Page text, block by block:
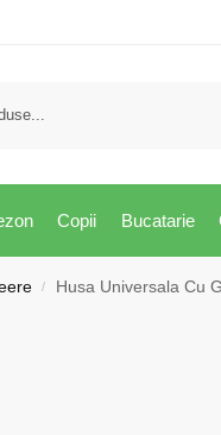
Copii Bucatarie
/ Husa Universala Cu